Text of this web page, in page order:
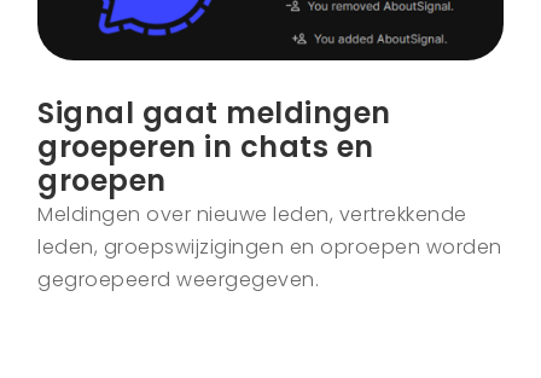
Signal gaat meldingen
groeperen in chats en
groepen
Meldingen over nieuwe leden, vertrekkende
leden, groepswijzigingen en oproepen worden
gegroepeerd weergegeven.